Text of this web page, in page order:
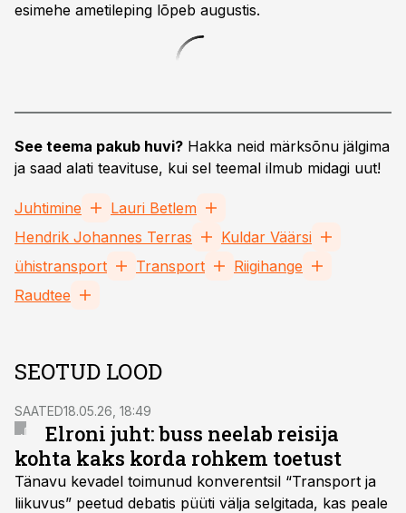
esimehe ametileping lõpeb augustis.
See teema pakub huvi? Hakka neid märksõnu jälgima
ja saad alati teavituse, kui sel teemal ilmub midagi uut!
Juhtimine
Lauri Betlem
Hendrik Johannes Terras
Kuldar Väärsi
ühistransport
Transport
Riigihange
Raudtee
SEOTUD LOOD
SAATED18.05.26, 18:49
Elroni juht: buss neelab reisija
kohta kaks korda rohkem toetust
Tänavu kevadel toimunud konverentsil “Transport ja
liikuvus” peetud debatis püüti välja selgitada, kas peale